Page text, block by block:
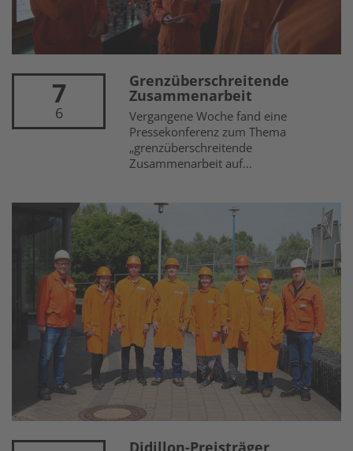
7
6
Grenzüberschreitende
Zusammenarbeit
Vergangene Woche fand eine
Pressekonferenz zum Thema
„grenzüberschreitende
Zusammenarbeit auf...